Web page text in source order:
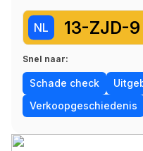
NL 13-ZJD-9
Snel naar:
Schade check
Verkoopgeschiedenis